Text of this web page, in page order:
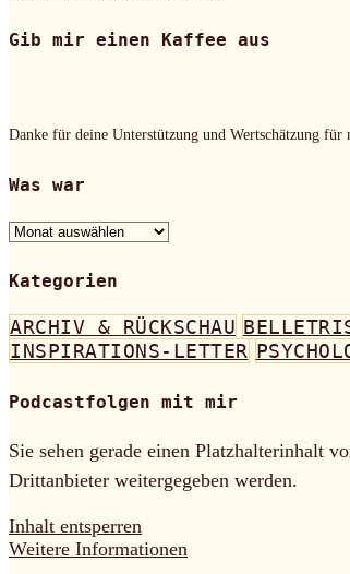
Gib mir einen Kaffee aus
Danke für deine Unterstützung und Wertschätzung für
Was war
Was
Kategorien
ARCHIV & RÜCKSCHAU
INSPIRATIONS-LETTER
Podcastfolgen mit mir
Sie sehen gerade einen Platzhalterinhalt
Drittanbieter weitergegeben werden.
Inhalt entsperren
Weitere Informationen